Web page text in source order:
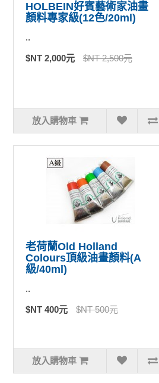
HOLBEIN好賓藝術家油畫
顏料專家級(12色/20ml)
..
$NT 2,000元 $NT 2,500元
放入購物車
老荷蘭Old Holland
Colours頂級油畫顏料(A
級/40ml)
..
$NT 400元 $NT 500元
放入購物車